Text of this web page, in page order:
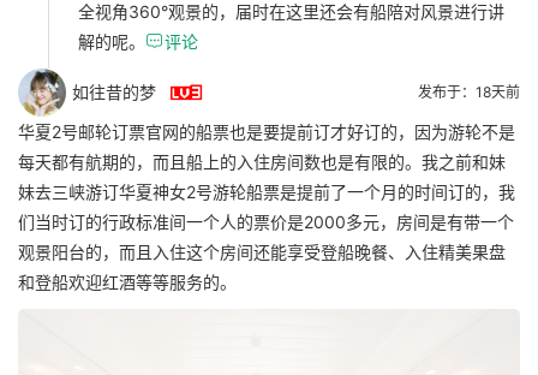
全视角360°观景的，届时在这里还会有船陪对风景进行讲
解的呢。 评论
如往昔的梦  发布于：18天前
华夏2号邮轮订票官网的船票也是要提前订才好订的，因为游轮不是
每天都有航期的，而且船上的入住房间数也是有限的。我之前和妹
妹去三峡游订华夏神女2号游轮船票是提前了一个月的时间订的，我
们当时订的行政标准间一个人的票价是2000多元，房间是有带一个
观景阳台的，而且入住这个房间还能享受登船晚餐、入住精美果盘
和登船欢迎红酒等等服务的。